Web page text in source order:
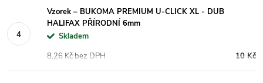
Vzorek – BUKOMA PREMIUM U-CLICK XL - DUB
HALIFAX PŘÍRODNÍ 6mm
Skladem
10 Kč
8,26 Kč bez DPH